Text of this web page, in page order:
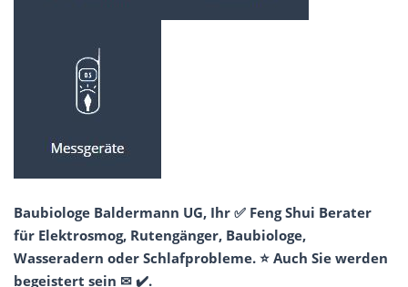
Baubiologe Baldermann UG, Ihr ✅ Feng Shui Berater
für Elektrosmog, Rutengänger, Baubiologe,
Wasseradern oder Schlafprobleme. ⭐ Auch Sie werden
begeistert sein ✉ ✔️.